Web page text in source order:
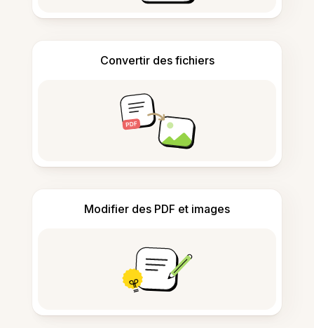
Convertir des fichiers
Modifier des PDF et images